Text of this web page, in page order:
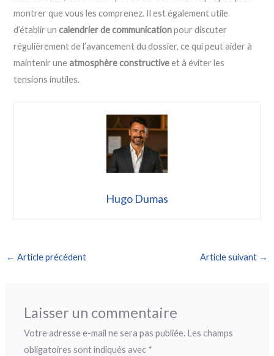
montrer que vous les comprenez. Il est également utile
d’établir uncalendrier de communicationpour discuter
régulièrement de l’avancement du dossier, ce qui peut aider à
maintenir uneatmosphère constructiveet à éviter les
tensions inutiles.
Hugo Dumas
← Article précédent Article suivant →
Laisser un commentaire
Votre adresse e-mail ne sera pas publiée. Les champs
obligatoires sont indiqués avec *